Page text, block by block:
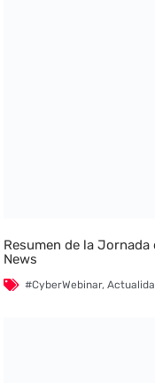
Resumen de la
News
#CyberWebinar,